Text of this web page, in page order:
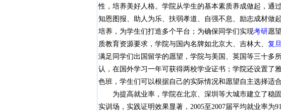
性，培养美好人格。学院从学生的基本素质养成做起，通
知恩图报、助人为乐、扶弱孝道、自强不息、励志成材做
培养，为学生们打造多个平台；为确保同学们实现考研愿
质教育资源要求，学院与国内名牌如北京大、吉林大、 复
满足同学们出国留学的愿望，学院与美国、英国等三十多
认，在国外学习一年可获得两校学业证书；学院还设置了
色班，学生们可以根据自己的实际情况和愿望自主选择适合
为提高就业率，学院在北京、深圳等大城市建立了稳
实训场，实践证明效果显著，2005至2007届平均就业率为